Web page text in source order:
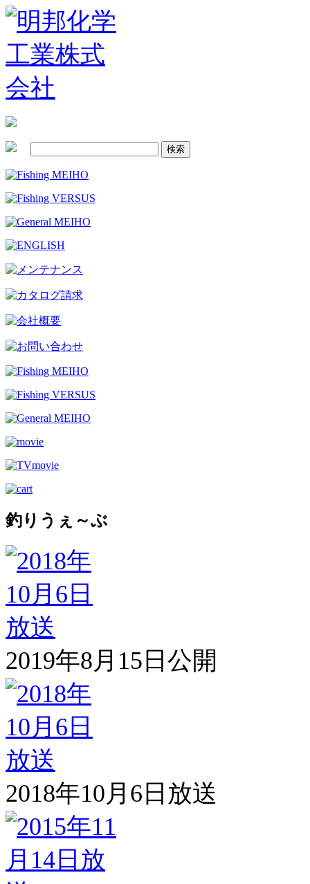
釣りうぇ～ぶ
2019年8月15日公開
2018年10月6日放送